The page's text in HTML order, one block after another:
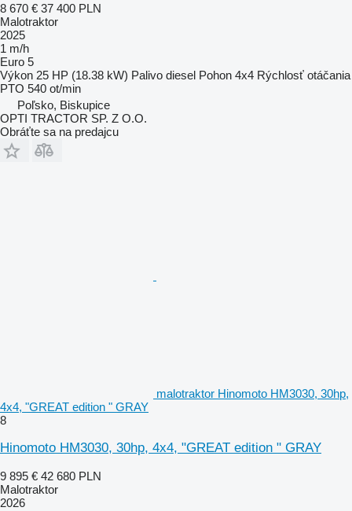
8 670 € 37 400 PLN
Malotraktor
2025
1 m/h
Euro 5
Výkon 25 HP (18.38 kW) Palivo diesel Pohon 4x4 Rýchlosť otáčania
PTO 540 ot/min
Poľsko, Biskupice
OPTI TRACTOR SP. Z O.O.
Obráťte sa na predajcu
malotraktor Hinomoto HM3030, 30hp,
4x4, "GREAT edition " GRAY
8
Hinomoto HM3030, 30hp, 4x4, "GREAT edition " GRAY
9 895 € 42 680 PLN
Malotraktor
2026